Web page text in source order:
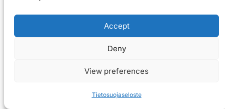
Accept
Deny
View preferences
Tietosuojaseloste